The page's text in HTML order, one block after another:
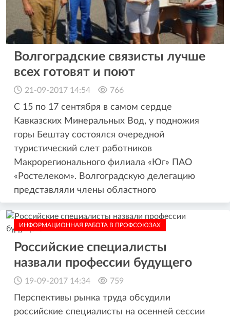
Волгоградские связисты лучше
всех готовят и поют
21-09-2017 14:54 766
С 15 по 17 сентября в самом сердце
Кавказских Минеральных Вод, у подножия
горы Бештау состоялся очередной
туристический слет работников
Макрорегионального филиала «Юг» ПАО
«Ростелеком». Волгоградскую делегацию
представляли члены областного
ИНФОРМАЦИОННАЯ РАБОТА В ПРОФСОЮЗАХ
Российские специалисты
назвали профессии будущего
19-09-2017 14:34 759
Перспективы рынка труда обсудили
российские специалисты на осенней сессии